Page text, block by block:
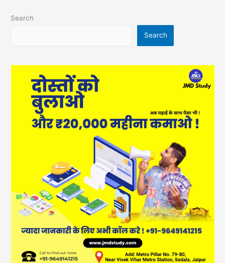
Search
Search